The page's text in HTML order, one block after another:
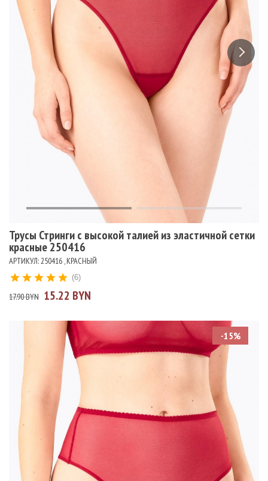
Трусы Стринги с высокой талией из эластичной сетки
красные 250416
АРТИКУЛ: 250416 , КРАСНЫЙ
17.90 BYN 15.22 BYN
(6)
-15%